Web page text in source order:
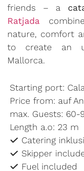
friends – a
Ratjada
nature, comfort
to create an
Mallorca.
Starting port:
Price from: auf
max. Guests: 60-
Length a.o: 23 m
Catering
Skipper
Fuel included